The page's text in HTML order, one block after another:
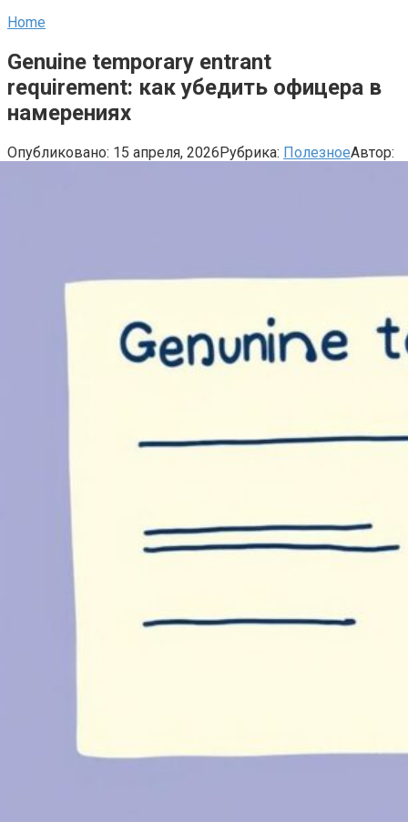
Home
Genuine temporary entrant
requirement: как убедить офицера в
намерениях
Опубликовано: 15 апреля, 2026Рубрика: ПолезноеАвтор: